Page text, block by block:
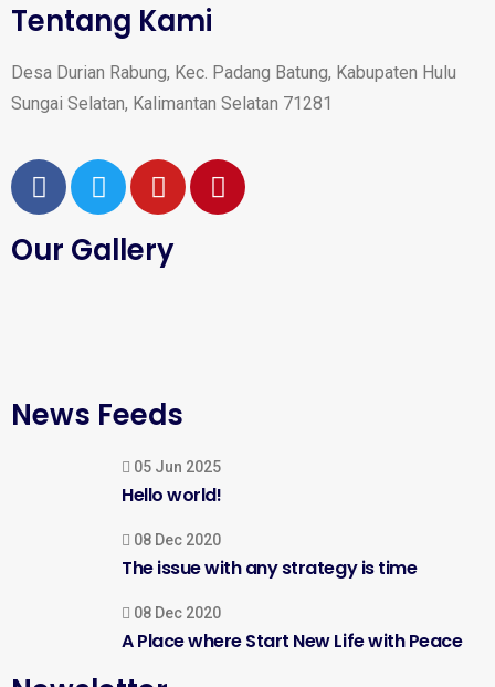
Tentang Kami
Desa Durian Rabung, Kec. Padang Batung, Kabupaten Hulu
Sungai Selatan, Kalimantan Selatan 71281
Our Gallery
News Feeds
05 Jun 2025
Hello world!
08 Dec 2020
The issue with any strategy is time
08 Dec 2020
A Place where Start New Life with Peace